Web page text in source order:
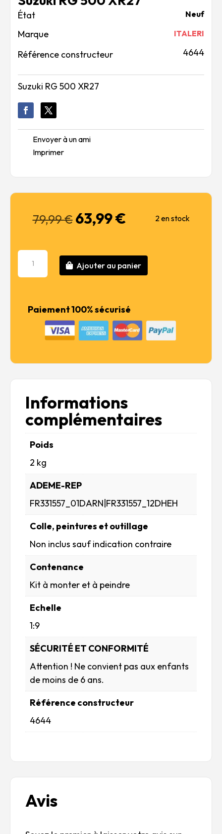
Neuf
Marque ITALERI
Référence constructeur 4644
Suzuki RG 500 XR27
Envoyer à un ami
Imprimer
79,99€ Le
prix
était :
79,99 €.
63,99€Le
est :
63,99 €.
2 en stock
quantité
Suzuki
XR27
Ajouter au panier
Paiement 100% sécurisé
Informations
complémentaires
Poids
2 kg
ADEME-REP
FR331557_01DARN|FR331557_12DHEH
Colle, peintures et outillage
Non inclus sauf indication contraire
Contenance
Kit à monter et à peindre
Echelle
1:9
SÉCURITÉ ET CONFORMITÉ
Attention ! Ne convient pas aux enfants
de moins de 6 ans.
Référence constructeur
4644
Avis